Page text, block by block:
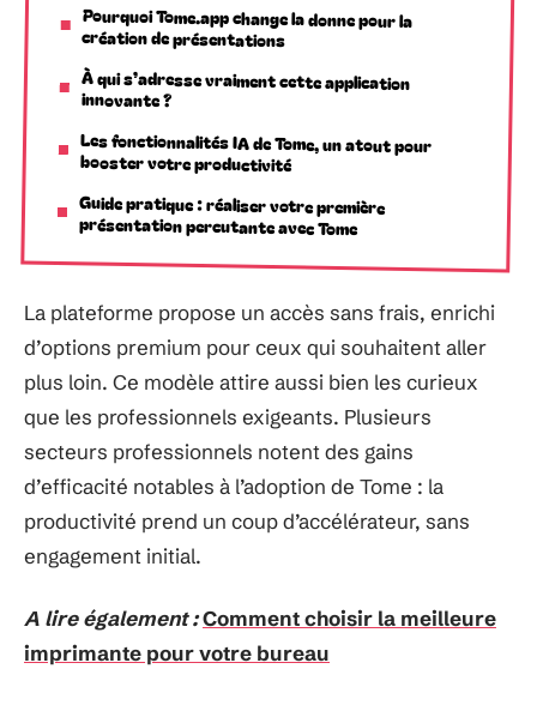
Pourquoi Tome.app change la donne pour la
création de présentations
À qui s’adresse vraiment cette application
innovante ?
Les fonctionnalités IA de Tome, un atout pour
booster votre productivité
Guide pratique : réaliser votre première
présentation percutante avec Tome
La plateforme propose un accès sans frais, enrichi
d’options premium pour ceux qui souhaitent aller
plus loin. Ce modèle attire aussi bien les curieux
que les professionnels exigeants. Plusieurs
secteurs professionnels notent des gains
d’efficacité notables à l’adoption de Tome : la
productivité prend un coup d’accélérateur, sans
engagement initial.
A lire également :Comment choisir la meilleure
imprimante pour votre bureau